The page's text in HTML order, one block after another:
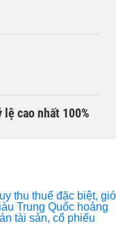
cao nhất 100%